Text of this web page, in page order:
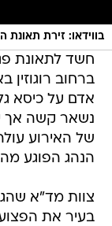
בווידאו: זירת תאונת
חשד לתאונת
ברחוב
אדם על כיסא
נשאר קשה אך
של האירוע
הנהג הפוגע
צוות מד"א